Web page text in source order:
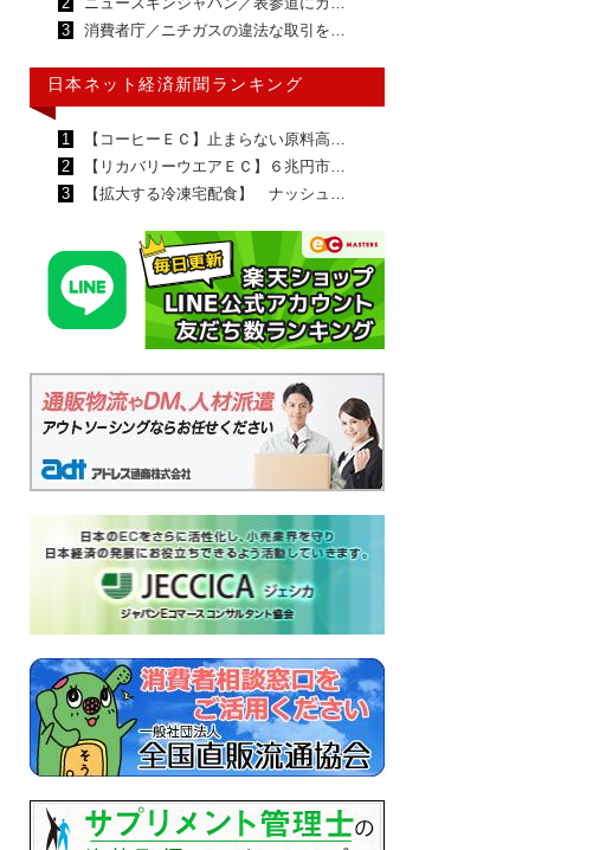
3
消費者庁／ニチガスの違法な取引を…
日本ネット経済新聞ランキング
1
【コーヒーＥＣ】止まらない原料高…
2
【リカバリーウエアＥＣ】６兆円市…
3
【拡大する冷凍宅配食】 ナッシュ…